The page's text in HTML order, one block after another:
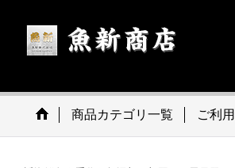
商品カテゴリ一覧 ご利